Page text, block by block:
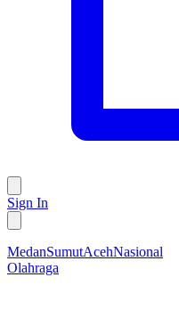
Sign In
MedanSumutAcehNasional
Olahraga